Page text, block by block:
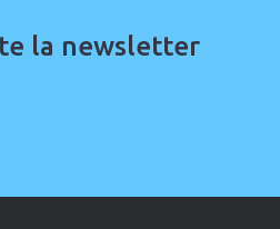
la newsletter